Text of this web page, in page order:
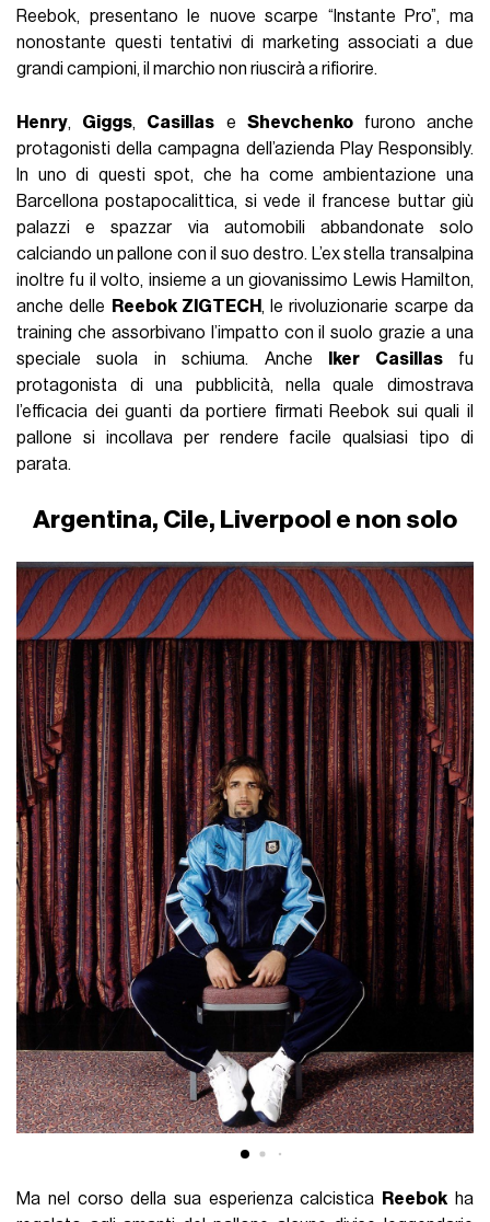
Reebok, presentano le nuove scarpe “Instante Pro”, ma
nonostante questi tentativi di marketing associati a due
grandi campioni, il marchio non riuscirà a rifiorire.
Henry, Giggs, Casillas e Shevchenkofurono anche
protagonisti della campagna dell’azienda Play Responsibly.
In uno di questi spot, che ha come ambientazione una
Barcellona postapocalittica, si vede il francese buttar giù
palazzi e spazzar via automobili abbandonate solo
calciando un pallone con il suo destro. L’ex stella transalpina
inoltre fu il volto, insieme a un giovanissimo Lewis Hamilton,
anche delle
Reebok ZIGTECH , le rivoluzionarie scarpe da
training che assorbivano l’impatto con il suolo grazie a una
speciale suola in schiuma. Anche
Iker Casillasfu
protagonista di una pubblicità, nella quale dimostrava
l’efficacia dei guanti da portiere firmati Reebok sui quali il
pallone si incollava per rendere facile qualsiasi tipo di
parata.
Argentina, Cile, Liverpool e non solo
Ma nel corso della sua esperienza calcistica Reebok ha